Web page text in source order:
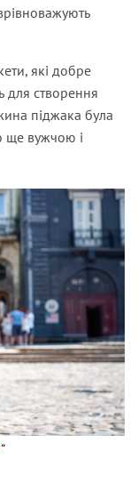
які добре
для створення
піджака була
ще вужчою і